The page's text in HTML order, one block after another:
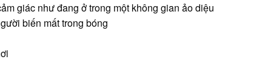
giác như đang ở trong một không gian ảo diệu
biến mất trong bóng